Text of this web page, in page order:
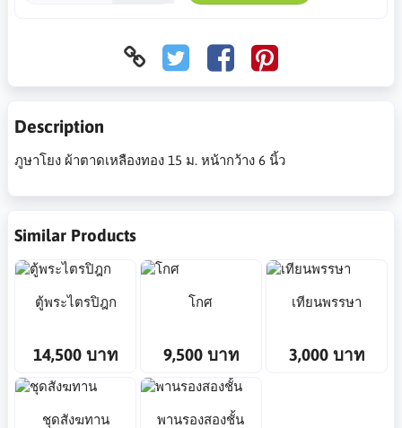
Description
ภูษาโยง ผ้าตาดเหลืองทอง 15 ม. หน้ากว้าง 6 นิ้ว
Similar Products
ตู้พระไตรปิฎก
14,500 บาท
โกศ
9,500 บาท
เทียนพรรษา
3,000 บาท
ชุดสังฆทาน พานรองสองชั้น